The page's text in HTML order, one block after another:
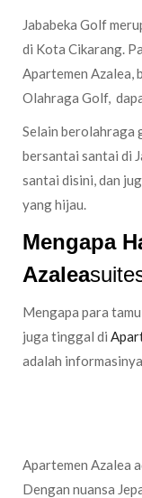
Jababeka Golf
di Kota Cikarang.
Apartemen Azalea,
Olahraga Golf,
Selain berolahraga
bersantai santai di
santai disini, dan
yang hijau.
Mengapa
Azalea
Mengapa para
juga tinggal di
adalah
Apartemen Azalea
Dengan nuansa